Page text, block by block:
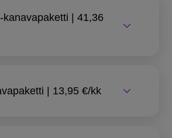
| 41,36
V film -kanavapaketti | 13,95 €/kk